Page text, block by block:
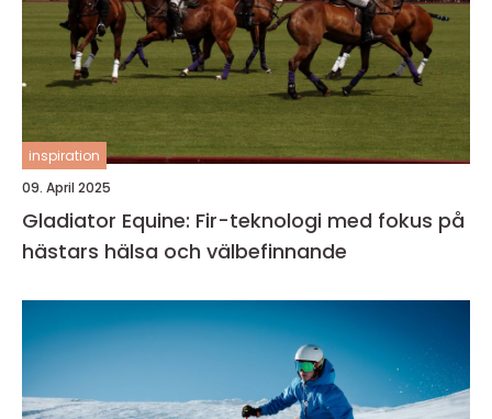
inspiration
09. April 2025
Gladiator Equine: Fir-teknologi med fokus på
hästars hälsa och välbefinnande